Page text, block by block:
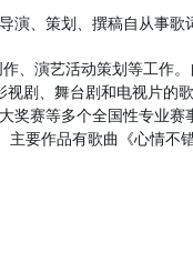
、策划、撰稿自从事歌
演艺活动策划等工作
剧、舞台剧和电视片的
奖赛等多个全国性专业
主要作品有歌曲《心情不